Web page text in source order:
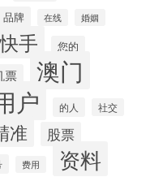
品牌 在线 婚姻
快手 您的
票 澳门
户 的人 社交
准 股票
费用 资料